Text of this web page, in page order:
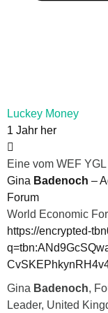
Luckey Money
1 Jahr her
Eine vom WEF
Gina Badenoch –
Forum
World Economic
https://encrypted-
Gina Badenoch,
Leader, United